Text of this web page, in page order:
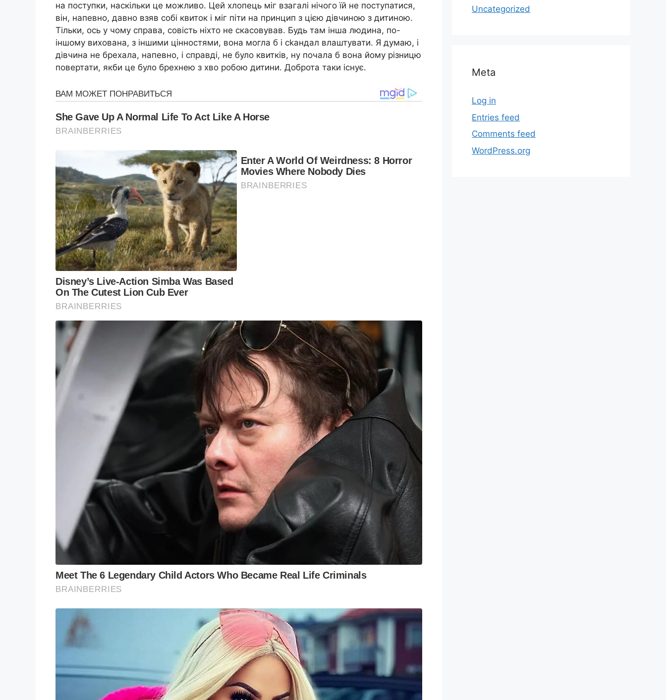
на поступки, наскільки це можливо. Цей хлопець міг взагалі нічого їй не поступатися,
він, напевно, давно взяв собі квиток і міг піти на принцип з цією дівчиною з дитиною.
Тільки, ось у чому справа, совість ніхто не скасовував. Будь там інша людина, по-
іншому вихована, з іншими цінностями, вона могла б і сkандал влаштувати. Я думаю, і
дівчина не брехала, напевно, і справді, не було квитків, ну почала б вона йому різницю
повертати, якби це було брехнею з хво робою дитини. Доброта таки існує.
Uncategorized
Meta
Log in
Entries feed
Comments feed
WordPress.org